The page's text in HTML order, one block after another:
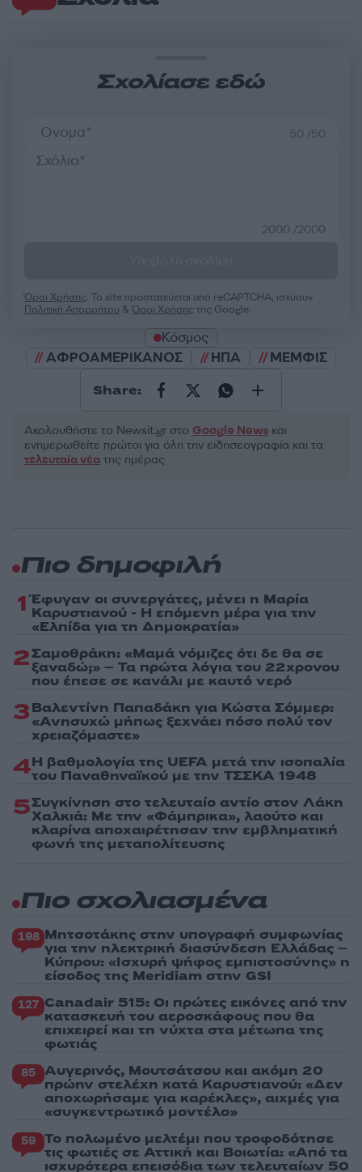
Σχολίασε εδώ
50 /50
2000 /2000
Όροι Χρήσης. Το site προστατεύεται από reCAPTCHA, ισχύουν
Πολιτική Απορρήτου &Όροι Χρήσης της Google.
Κόσμος
ΑΦΡΟΑΜΕΡΙΚΑΝΟΣ
ΗΠΑ ΜΕΜΦΙΣ
Share:
Ακολουθήστε το Νewsit.gr στο Google News και
ενημερωθείτε πρώτοι για όλη την ειδησεογραφία και τα
τελευταία νέα της ημέρας
Πιο δημοφιλή
1 Έφυγαν οι συνεργάτες, μένει η Μαρία
Καρυστιανού - Η επόμενη μέρα για την
«Ελπίδα για τη Δημοκρατία»
2Σαμοθράκη: «Μαμά νόμιζες ότι δε θα σε
ξαναδώ;» – Τα πρώτα λόγια του 22χρονου
που έπεσε σε κανάλι με καυτό νερό
3Βαλεντίνη Παπαδάκη για Κώστα Σόμμερ:
«Ανησυχώ μήπως ξεχνάει πόσο πολύ τον
χρειαζόμαστε»
4Η βαθμολογία της UEFA μετά την ισοπαλία
του Παναθηναϊκού με την ΤΣΣΚΑ 1948
5Συγκίνηση στο τελευταίο αντίο στον Λάκη
Χαλκιά: Με την «Φάμπρικα», λαούτο και
κλαρίνα αποχαιρέτησαν την εμβληματική
φωνή της μεταπολίτευσης
Πιο σχολιασμένα
198 Μητσοτάκης στην υπογραφή συμφωνίας
για την ηλεκτρική διασύνδεση Ελλάδας –
Κύπρου: «Ισχυρή ψήφος εμπιστοσύνης» η
είσοδος της Meridiam στην GSI
127 Canadair 515: Οι πρώτες εικόνες από την
κατασκευή του αεροσκάφους που θα
επιχειρεί και τη νύχτα στα μέτωπα της
φωτιάς
85 Αυγερινός, Μουτσάτσου και ακόμη 20
πρώην στελέχη κατά Καρυστιανού: «Δεν
αποχωρήσαμε για καρέκλες», αιχμές για
«συγκεντρωτικό μοντέλο»
59 Το πολωμένο μελτέμι που τροφοδότησε
τις φωτιές σε Αττική και Βοιωτία: «Από τα
ισχυρότερα επεισόδια των τελευταίων 50